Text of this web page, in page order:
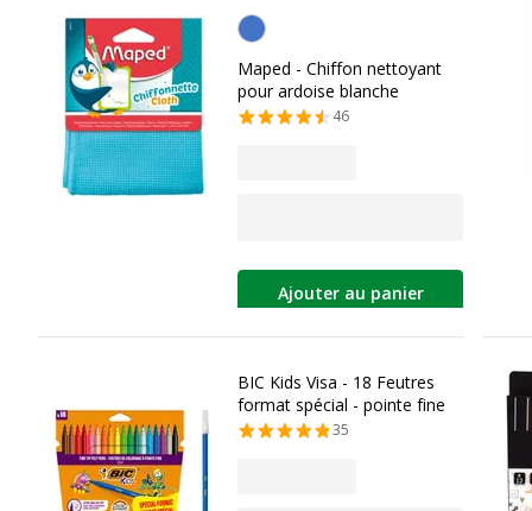
Personnalisation de la couleur
Maped - Chiffon nettoyant
pour ardoise blanche
46
Ajouter au panier
BIC Kids Visa - 18 Feutres
format spécial - pointe fine
35